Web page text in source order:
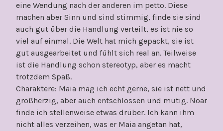
eine Wendung nach der anderen im petto. Diese
machen aber Sinn und sind stimmig, finde sie sind
auch gut über die Handlung verteilt, es ist nie so
viel auf einmal. Die Welt hat mich gepackt, sie ist
gut ausgearbeitet und fühlt sich real an. Teilweise
ist die Handlung schon stereotyp, aber es macht
trotzdem Spaß.
Charaktere: Maia mag ich echt gerne, sie ist nett und
großherzig, aber auch entschlossen und mutig. Noar
finde ich stellenweise etwas drüber. Ich kann ihm
nicht alles verzeihen, was er Maia angetan hat,